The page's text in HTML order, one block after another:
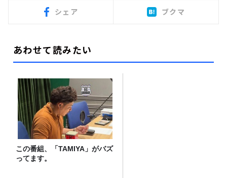
シェア ブクマ
あわせて読みたい
この番組、「TAMIYA」がバズ
ってます。